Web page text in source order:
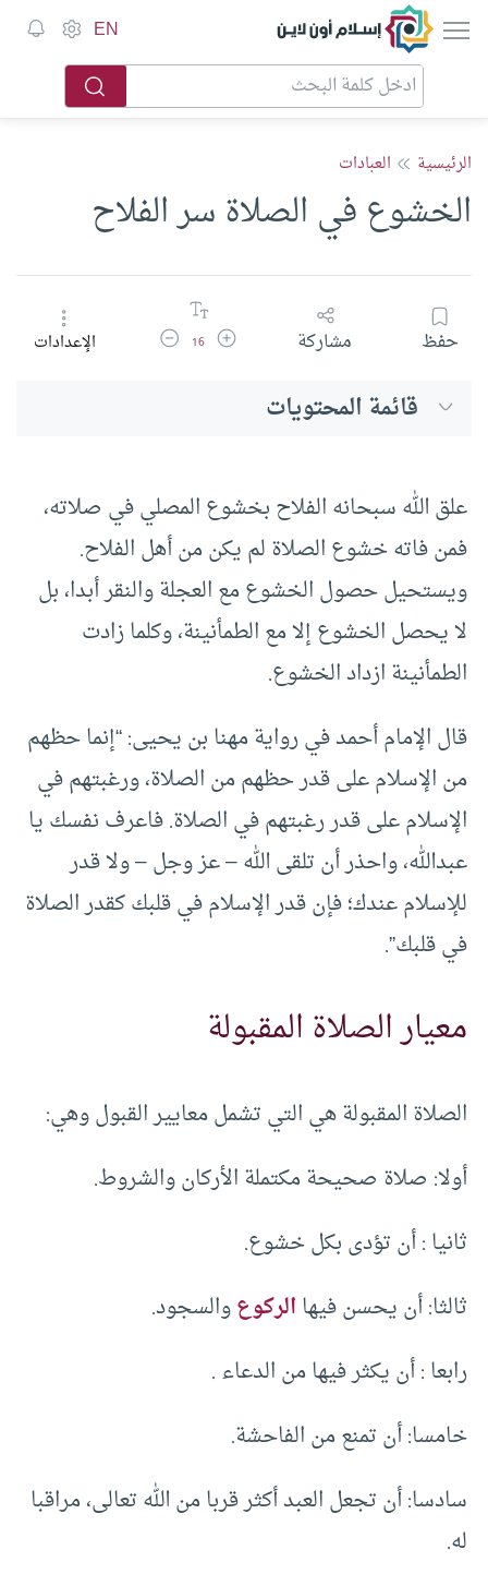
إسلام أون لاين EN
الرئيسية العبادات
الخشوع في الصلاة سر الفلاح
حفظ مشاركة زيادة حجم الخط
16 تقليل حجم الخطالإعدادات
قائمة المحتويات
علق الله سبحانه الفلاح بخشوع المصلي في صلاته،
فمن فاته خشوع الصلاة لم يكن من أهل الفلاح.
ويستحيل حصول الخشوع مع العجلة والنقر أبدا، بل
لا يحصل الخشوع إلا مع الطمأنينة، وكلما زادت
الطمأنينة ازداد الخشوع.
قال الإمام أحمد في رواية مهنا بن يحيى: “إنما حظهم
من الإسلام على قدر حظهم من الصلاة، ورغبتهم في
الإسلام على قدر رغبتهم في الصلاة. فاعرف نفسك يا
عبدالله، واحذر أن تلقى الله – عز وجل – ولا قدر
للإسلام عندك؛ فإن قدر الإسلام في قلبك كقدر الصلاة
في قلبك”.
معيار الصلاة المقبولة
الصلاة المقبولة هي التي تشمل معايير القبول وهي:
أولا: صلاة صحيحة مكتملة الأركان والشروط.
ثانيا : أن تؤدى بكل خشوع.
ثالثا: أن يحسن فيهاالركوعوالسجود.
رابعا : أن يكثر فيها من الدعاء .
خامسا: أن تمنع من الفاحشة.
سادسا: أن تجعل العبد أكثر قربا من الله تعالى، مراقبا
له.